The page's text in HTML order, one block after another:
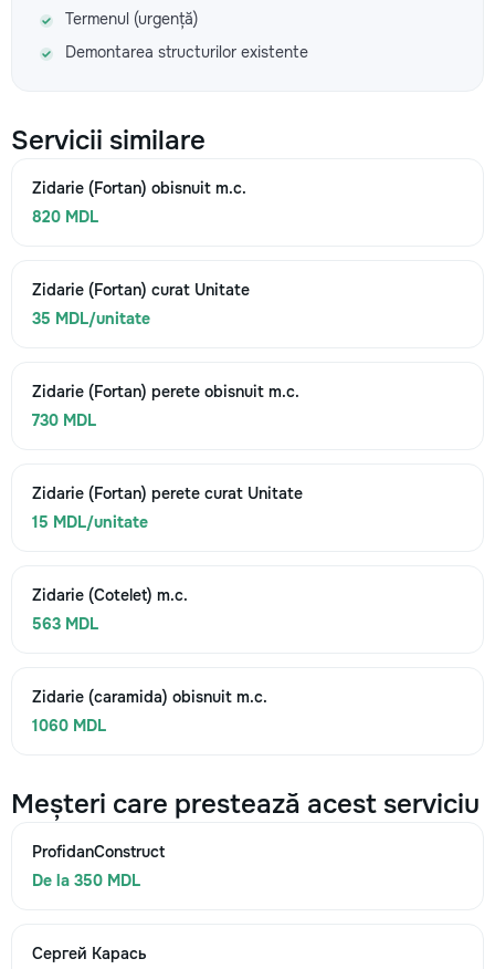
Termenul (urgență)
Demontarea structurilor existente
Servicii similare
Zidarie (Fortan) obisnuit m.c.
820 MDL
Zidarie (Fortan) curat Unitate
35 MDL/unitate
Zidarie (Fortan) perete obisnuit m.c.
730 MDL
Zidarie (Fortan) perete curat Unitate
15 MDL/unitate
Zidarie (Cotelet) m.c.
563 MDL
Zidarie (caramida) obisnuit m.c.
1060 MDL
Meșteri care prestează acest serviciu
ProfidanConstruct
De la 350 MDL
Сергей Карась